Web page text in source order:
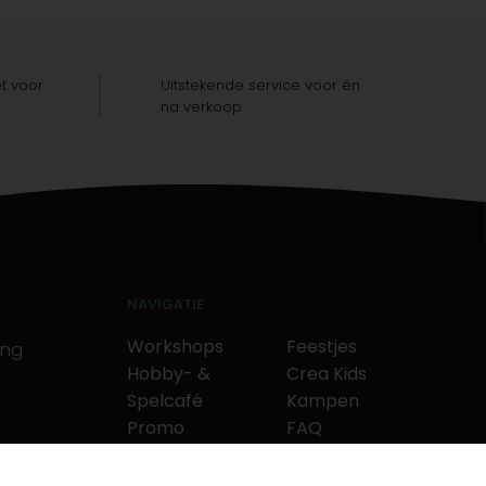
voor
Uitstekende service voor én
na verkoop
NAVIGATIE
Workshops
Hobby- &
Spelcafé
Promo
Feestjes
Crea Kids
Kampen
FAQ